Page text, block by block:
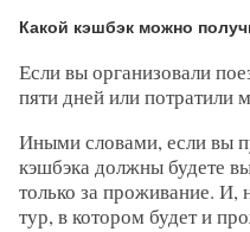
Какой кэшбэк можно
Если вы организовали
пяти дней или потратили
Иными словами, если вы
кэшбэка должны будете
только за проживание. И,
тур, в котором будет и